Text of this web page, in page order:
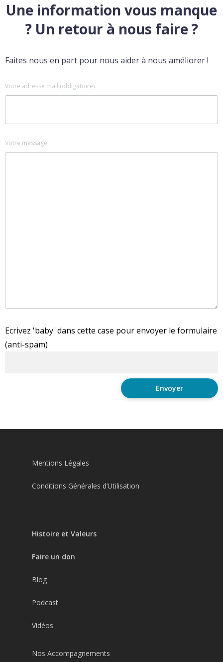
Une information vous manque
? Un retour à nous faire ?
Faites nous en part pour nous aider à nous améliorer !
Votre adresse mail (obligatoire)
Votre message
Ecrivez 'baby' dans cette case pour envoyer le formulaire
(anti-spam)
Mentions Légales
Conditions Générales d’Utilisation
Histoire et Valeurs
Faire un don
Blog
Podcast
Vidéos
Nos Accompagnements